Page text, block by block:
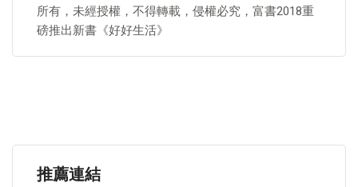
所有，未經授權，不得轉載，侵權必究，富書2018重
磅推出新書《好好生活》
推薦連結